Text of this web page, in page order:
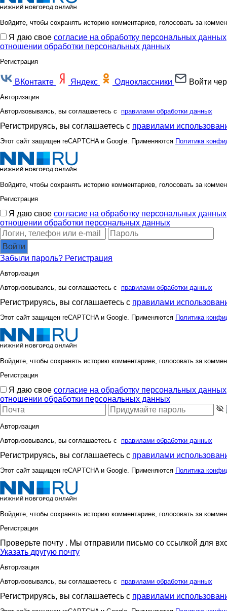
Войдите, чтобы сохранять историю комментариев, голосовать за
Я даю свое согласие на обработку персональных данных
отношении обработки персональных данных
Регистрация
ВКонтакте Яндекс Одноклассники Войти
Авторизация
Авторизовываясь, вы соглашаетесь с правилами обработки данных
Регистрируясь, вы соглашаетесь с правилами
Этот сайт защищен reCAPTCHA и Google. Применяются Политика
Войдите, чтобы сохранять историю комментариев, голосовать за
Регистрация
Я даю свое согласие на обработку персональных данных
отношении обработки персональных данных
Войти
Забыли пароль? Регистрация
Авторизация
Авторизовываясь, вы соглашаетесь с правилами обработки данных
Регистрируясь, вы соглашаетесь с правилами
Этот сайт защищен reCAPTCHA и Google. Применяются Политика
Войдите, чтобы сохранять историю комментариев, голосовать за
Регистрация
Я даю свое согласие на обработку персональных данных
отношении обработки персональных данных
Авторизация
Авторизовываясь, вы соглашаетесь с правилами обработки данных
Регистрируясь, вы соглашаетесь с правилами
Этот сайт защищен reCAPTCHA и Google. Применяются Политика
Войдите, чтобы сохранять историю комментариев, голосовать за
Регистрация
Проверьте почту . Мы отправили письмо со ссылкой для
Указать другую почту
Авторизация
Авторизовываясь, вы соглашаетесь с правилами обработки данных
Регистрируясь, вы соглашаетесь с правилами